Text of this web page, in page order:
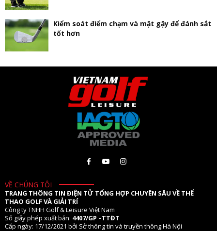
Kiểm soát điểm chạm và mặt gậy để đánh sắt
tốt hơn
VỀ CHÚNG TÔI
TRANG THÔNG TIN ĐIỆN TỬ TỔNG HỢP CHUYÊN SÂU VỀ THỂ
THAO GOLF VÀ GIẢI TRÍ
Công ty TNHH Golf & Leisure Việt Nam
Số giấy phép xuất bản: 4407/GP –TTĐT
Cấp ngày: 17/12/2021 bởi Sở thông tin và truyền thông Hà Nội